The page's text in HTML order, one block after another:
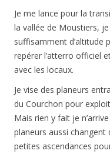
Je me lance pour la
la vallée de Moustiers,
suffisamment d’altitude
repérer l’atterro officiel
avec les locaux.
Je vise des planeurs
du Courchon pour
Mais rien y fait je
planeurs aussi changent
petites ascendances